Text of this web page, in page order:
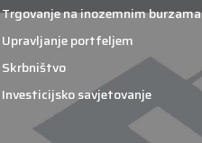
Trgovanje na inozemnim burzama
Upravljanje portfeljem
Skrbništvo
Investicijsko savjetovanje